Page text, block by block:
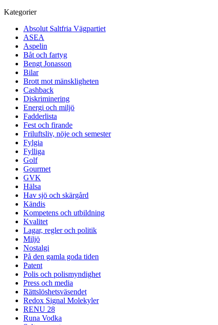
Kategorier
Absolut Saltfria Vägpartiet
ASEA
Aspelin
Båt och fartyg
Bengt Jonasson
Bilar
Brott mot mänskligheten
Cashback
Diskriminering
Energi och miljö
Fadderlista
Fest och firande
Friluftsliv, nöje och semester
Fylgia
Fylliga
Golf
Gourmet
GVK
Hälsa
Hav sjö och skärgård
Kändis
Kompetens och utbildning
Kvalitet
Lagar, regler och politik
Miljö
Nostalgi
På den gamla goda tiden
Patent
Polis och polismyndighet
Press och media
Rättslöshetsväsendet
Redox Signal Molekyler
RENU 28
Runa Vodka